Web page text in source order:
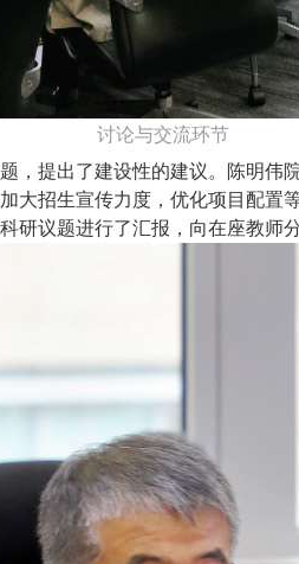
讨论与交流环节
，提出了建设性的建议。陈明
大招生宣传力度，优化项目配置
议题进行了汇报，向在座教师